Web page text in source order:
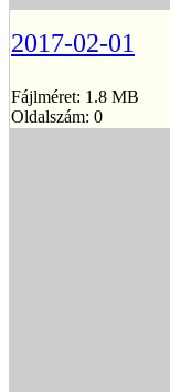
2017-02-01
Fájlméret: 1.8 MB
Oldalszám: 0